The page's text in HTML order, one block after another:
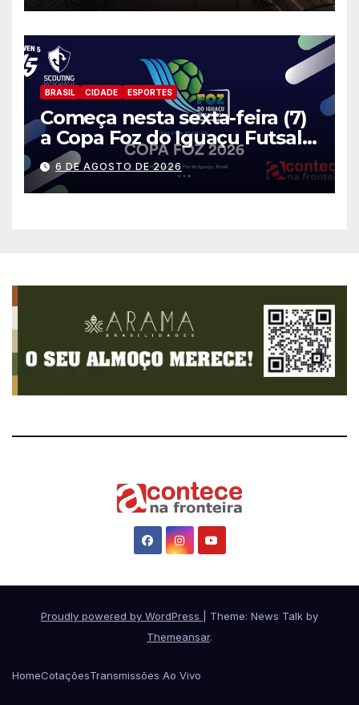
BRASIL CIDADE ESPORTES
Começa nesta sexta-feira (7)
a Copa Foz do Iguaçu Futsal
2026 com equipes de quatro
países
6 DE AGOSTO DE 2026
Proudly powered by WordPress
Theme: News Talk by
Themeansar.
HomeCotaçõesTransmissões Ao Vivo